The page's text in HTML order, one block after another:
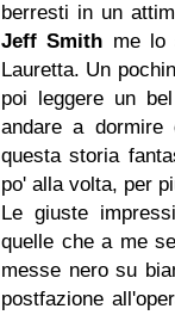
berresti in un
Jeff Smith me lo
Lauretta. Un
poi leggere un
andare a
questa storia
po' alla volta, per
Le giuste
quelle che a me
messe nero su
postfazione